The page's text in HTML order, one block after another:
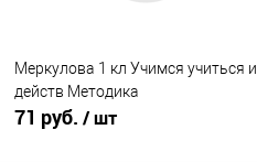
Меркулова 1 кл Учимся учиться и
действ Методика
71 руб. / шт